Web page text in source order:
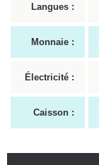
Langues :
Monnaie :
Électricité :
Caisson :